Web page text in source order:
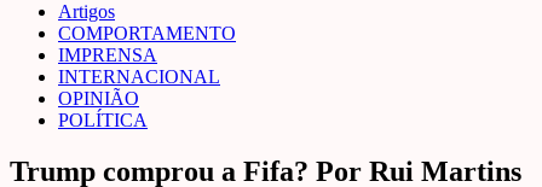
Artigos
COMPORTAMENTO
IMPRENSA
INTERNACIONAL
OPINIÃO
POLÍTICA
Trump comprou a Fifa? Por Rui Martins